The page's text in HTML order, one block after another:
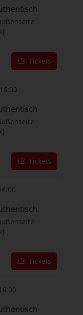
Tickets
Tickets
Tickets